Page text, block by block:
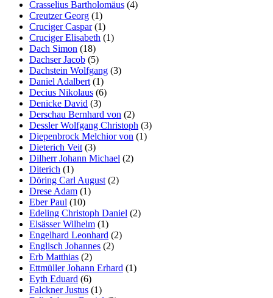
Crasselius Bartholomäus (4)
Creutzer Georg (1)
Cruciger Caspar(1)
Cruciger Elisabeth (1)
Dach Simon (18)
Dachser Jacob (5)
Dachstein Wolfgang (3)
Daniel Adalbert (1)
Decius Nikolaus (6)
Denicke David (3)
Derschau Bernhard von (2)
Dessler Wolfgang Christoph (3)
Diepenbrock Melchior von (1)
Dieterich Veit (3)
Dilherr Johann Michael (2)
Diterich (1)
Döring Carl August (2)
Drese Adam (1)
Eber Paul (10)
Edeling Christoph Daniel (2)
Elsässer Wilhelm (1)
Engelhard Leonhard (2)
Englisch Johannes (2)
Erb Matthias (2)
Ettmüller Johann Erhard (1)
Eyth Eduard (6)
Falckner Justus (1)